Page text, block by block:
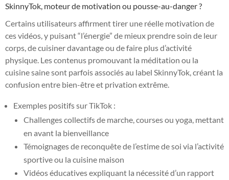
SkinnyTok, moteur de motivation ou pousse-au-danger ?
Certains utilisateurs affirment tirer une réelle motivation de
ces vidéos, y puisant “l’énergie” de mieux prendre soin de leur
corps, de cuisiner davantage ou de faire plus d’activité
physique. Les contenus promouvant la méditation ou la
cuisine saine sont parfois associés au label SkinnyTok, créant la
confusion entre bien-être et privation extrême.
Exemples positifs sur TikTok :
Challenges collectifs de marche, courses ou yoga, mettant
en avant la bienveillance
Témoignages de reconquête de l’estime de soi via l’activité
sportive ou la cuisine maison
Vidéos éducatives expliquant la nécessité d’un rapport